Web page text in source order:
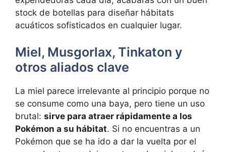
stock de botellas para diseñar hábitats
acuáticos sofisticados en cualquier lugar.
Miel, Musgorlax, Tinkaton y
otros aliados clave
La miel parece irrelevante al principio porque no
se consume como una baya, pero tiene un uso
brutal: sirve para atraer rápidamente a los
Pokémon a su hábitat. Si no encuentras a un
Pokémon que se ha ido a dar la vuelta por el